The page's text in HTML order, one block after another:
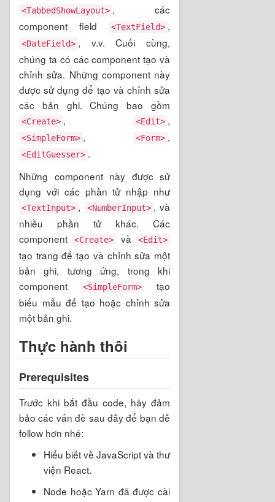
<TabbedShowLayout> , các
component field
<TextField> ,
<DateField> , v.v. Cuối cùng,
chúng ta có các component tạo và
chỉnh sửa. Những component này
được sử dụng để tạo và chỉnh sửa
các bản ghi. Chúng bao gồm
<Create> , <Edit> ,
<SimpleForm> , <Form> ,
<EditGuesser> .
Những component này được sử
dụng với các phần tử nhập như
<TextInput> , <NumberInput> , và
nhiều phần tử khác. Các
component
<Create> và <Edit>
tạo trang để tạo và chỉnh sửa một
bản ghi, tương ứng, trong khi
component
<SimpleForm>
tạo
biểu mẫu để tạo hoặc chỉnh sửa
một bản ghi.
Thực hành thôi
Prerequisites
Trước khi bắt đầu code, hãy đảm
bảo các vấn đề sau đây để bạn dễ
follow hơn nhé:
Hiểu biết về JavaScript và thư
viện React.
Node hoặc Yarn đã được cài